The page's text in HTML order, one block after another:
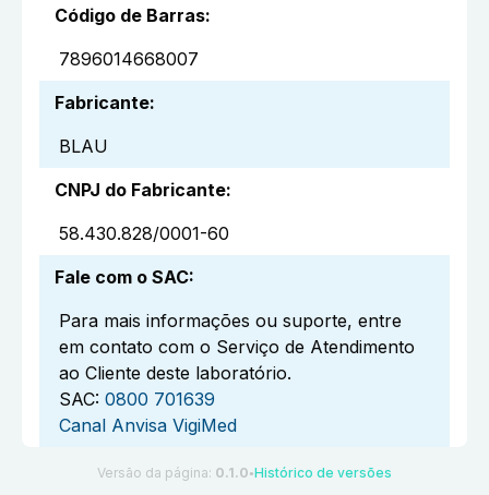
Código de Barras:
7896014668007
Fabricante:
BLAU
CNPJ do Fabricante:
58.430.828/0001-60
Fale com o SAC:
Para mais informações ou suporte, entre
em contato com o Serviço de Atendimento
ao Cliente deste laboratório.
SAC: 0800 701639
Canal Anvisa VigiMed
Versão da página: 0.1.0 ●Histórico de versões